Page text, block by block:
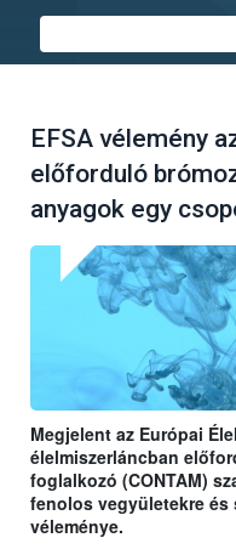
EFSA vélemény
előforduló
anyagok egy
Megjelent az Európai
élelmiszerláncban
foglalkozó (CONTAM)
fenolos vegyületekre és
véleménye.